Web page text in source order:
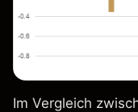
Im Vergleich